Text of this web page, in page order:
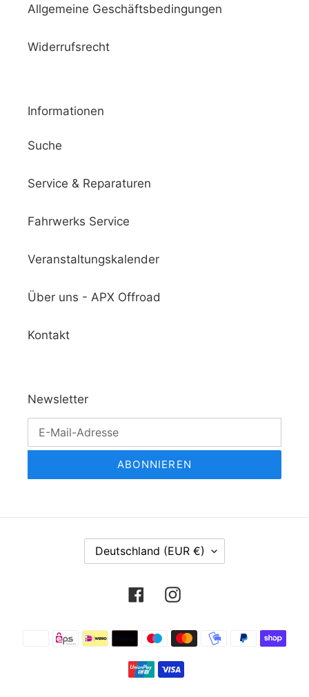
Allgemeine Geschäftsbedingungen
Widerrufsrecht
Informationen
Suche
Service & Reparaturen
Fahrwerks Service
Veranstaltungskalender
Über uns - APX Offroad
Kontakt
Newsletter
ABONNIEREN
A
R
E
Deutschland (EUR €)
FacebookInstagram
Zahlungsmethoden